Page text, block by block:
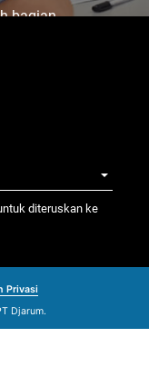
bagian
diteruskan ke
Privasi
Djarum.